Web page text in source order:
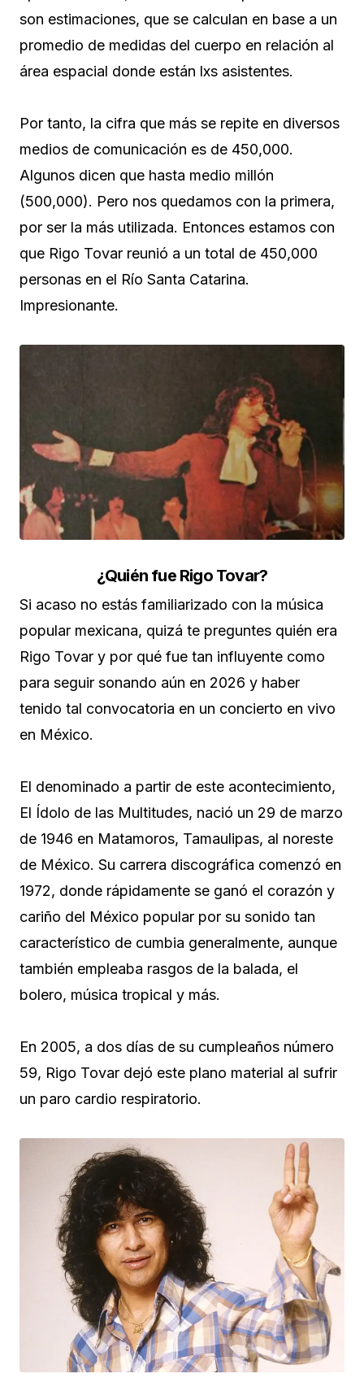
son estimaciones, que se calculan en base a un
promedio de medidas del cuerpo en relación al
área espacial donde están lxs asistentes.
Por tanto, la cifra que más se repite en diversos
medios de comunicación es de 450,000.
Algunos dicen que hasta medio millón
(500,000). Pero nos quedamos con la primera,
por ser la más utilizada. Entonces estamos con
que Rigo Tovar reunió a un total de 450,000
personas en el Río Santa Catarina.
Impresionante.
¿Quién fue Rigo Tovar?
Si acaso no estás familiarizado con la música
popular mexicana, quizá te preguntes quién era
Rigo Tovar y por qué fue tan influyente como
para seguir sonando aún en 2026 y haber
tenido tal convocatoria en un concierto en vivo
en México.
El denominado a partir de este acontecimiento,
El Ídolo de las Multitudes, nació un 29 de marzo
de 1946 en Matamoros, Tamaulipas, al noreste
de México. Su carrera discográfica comenzó en
1972, donde rápidamente se ganó el corazón y
cariño del México popular por su sonido tan
característico de cumbia generalmente, aunque
también empleaba rasgos de la balada, el
bolero, música tropical y más.
En 2005, a dos días de su cumpleaños número
59, Rigo Tovar dejó este plano material al sufrir
un paro cardio respiratorio.